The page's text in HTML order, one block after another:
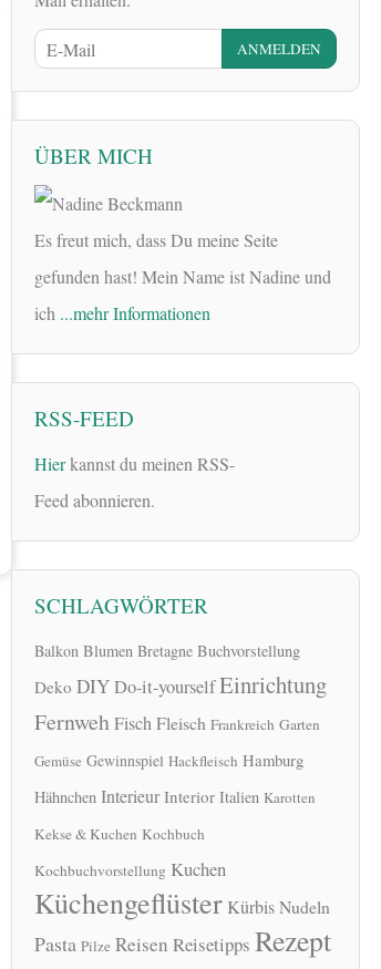
ÜBER MICH
Es freut mich, dass Du meine Seite
gefunden hast! Mein Name ist Nadine und
ich ...mehr Informationen
RSS-FEED
Hierkannst du meinen RSS-
Feed abonnieren.
SCHLAGWÖRTER
Balkon Blumen Bretagne Buchvorstellung
Deko DIYDo-it-yourselfEinrichtung
FernwehFischFleisch Frankreich Garten
Gemüse Gewinnspiel Hackfleisch Hamburg
Hähnchen Interieur Interior Italien Karotten
Kekse & Kuchen Kochbuch
Kochbuchvorstellung Kuchen
Küchengeflüster KürbisNudeln
Pasta Pilze Reisen Reisetipps Rezept